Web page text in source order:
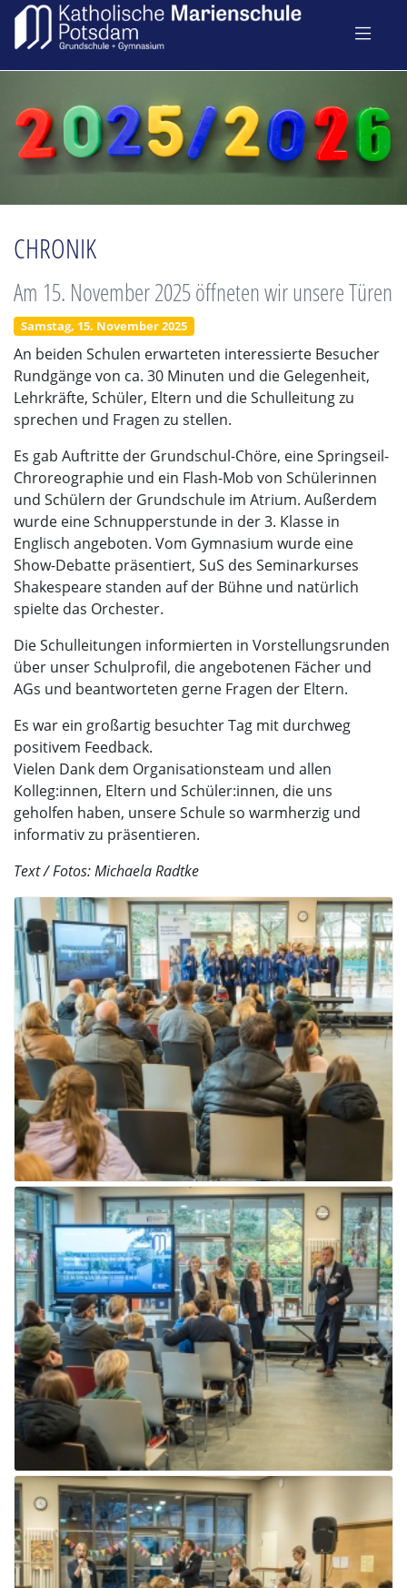
CHRONIK
Am 15. November 2025 öffneten wir unsere Türen
Samstag, 15. November 2025
An beiden Schulen erwarteten interessierte Besucher
Rundgänge von ca. 30 Minuten und die Gelegenheit,
Lehrkräfte, Schüler, Eltern und die Schulleitung zu
sprechen und Fragen zu stellen.
Es gab Auftritte der Grundschul-Chöre, eine Springseil-
Chroreographie und ein Flash-Mob von Schülerinnen
und Schülern der Grundschule im Atrium. Außerdem
wurde eine Schnupperstunde in der 3. Klasse in
Englisch angeboten. Vom Gymnasium wurde eine
Show-Debatte präsentiert, SuS des Seminarkurses
Shakespeare standen auf der Bühne und natürlich
spielte das Orchester.
Die Schulleitungen informierten in Vorstellungsrunden
über unser Schulprofil, die angebotenen Fächer und
AGs und beantworteten gerne Fragen der Eltern.
Es war ein großartig besuchter Tag mit durchweg
positivem Feedback.
Vielen Dank dem Organisationsteam und allen
Kolleg:innen, Eltern und Schüler:innen, die uns
geholfen haben, unsere Schule so warmherzig und
informativ zu präsentieren.
Text / Fotos: Michaela Radtke